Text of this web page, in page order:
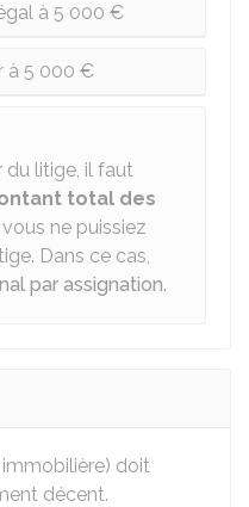
à 5 000 €
à 5 000 €
du litige, il faut
total des
ne puissiez
Dans ce cas,
par assignation.
doit
décent.